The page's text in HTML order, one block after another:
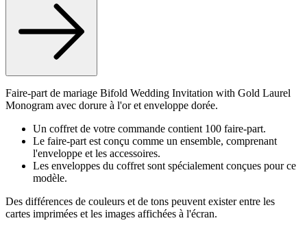
Faire-part de mariage Bifold Wedding Invitation with Gold Laurel
Monogram avec dorure à l'or et enveloppe dorée.
Un coffret de votre commande contient 100 faire-part.
Le faire-part est conçu comme un ensemble, comprenant
l'enveloppe et les accessoires.
Les enveloppes du coffret sont spécialement conçues pour ce
modèle.
Des différences de couleurs et de tons peuvent exister entre les
cartes imprimées et les images affichées à l'écran.